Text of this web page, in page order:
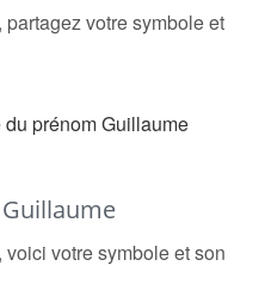
votre symbole et
votre symbole et son